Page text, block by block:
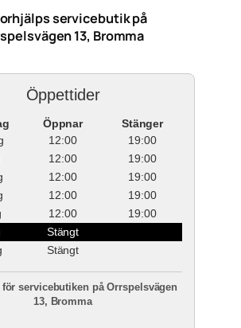
servicebutik på
13, Bromma
Öppettider
Öppnar
Stänger
12:00
19:00
12:00
19:00
12:00
19:00
12:00
19:00
12:00
19:00
Stängt
Stängt
servicebutiken på Orrspelsvägen
13, Bromma